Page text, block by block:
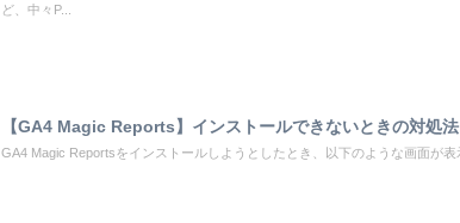
ど、中々P...
【GA4 Magic Reports】インストールできないときの対処法
GA4 Magic Reportsをインストールしようとしたとき、以下のような画面が表